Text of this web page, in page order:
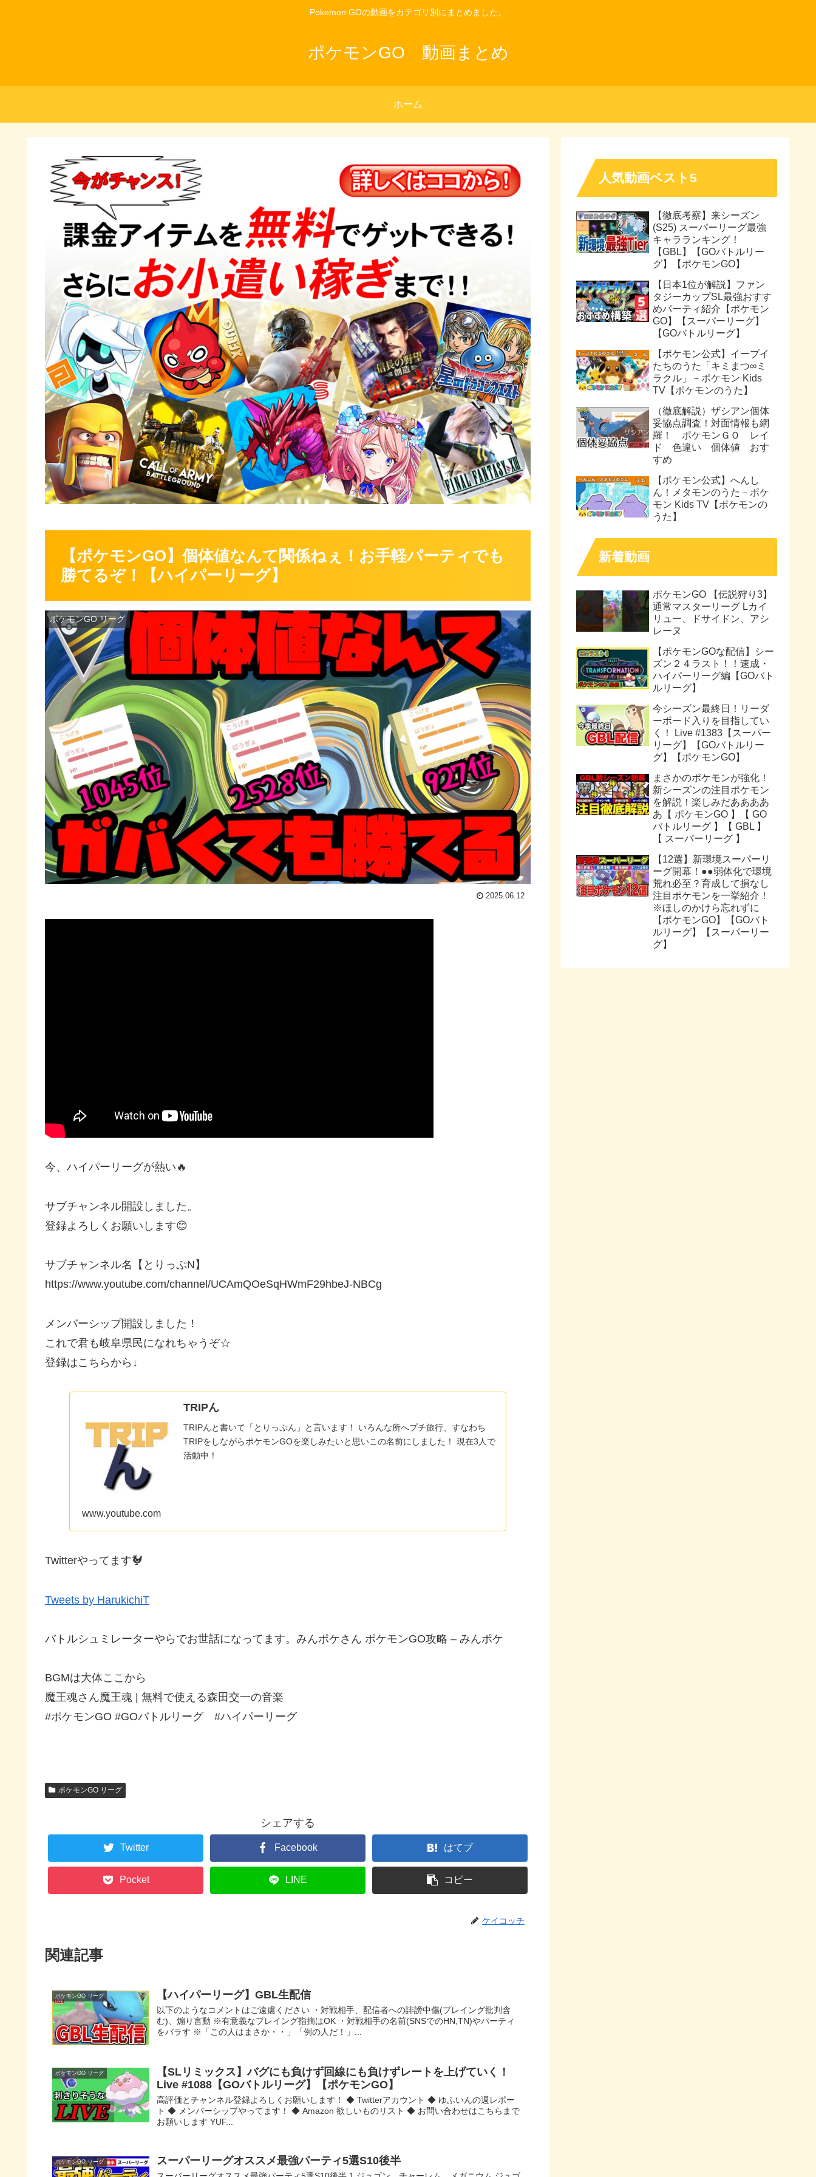
Pokemon GOの動画をカテゴリ別にまとめました。
ポケモンGO 動画まとめ
ホーム
【ポケモンGO】個体値なんて関係ねぇ！お手軽パーティでも
勝てるぞ！【ハイパーリーグ】
ポケモンGO リーグ
2025.06.12
今、ハイパーリーグが熱い🔥
サブチャンネル開設しました。
登録よろしくお願いします😊
サブチャンネル名【とりっぷN】
https://www.youtube.com/channel/UCAmQOeSqHWmF29hbeJ-NBCg
メンバーシップ開設しました！
これで君も岐阜県民になれちゃうぞ☆
登録はこちらから↓
TRIPん
TRIPんと書いて「とりっぷん」と言います！ いろんな所へプチ旅行、すなわち
TRIPをしながらポケモンGOを楽しみたいと思いこの名前にしました！ 現在3人で
活動中！
www.youtube.com
Twitterやってます🐓
Tweets by HarukichiT
バトルシュミレーターやらでお世話になってます。みんポケさん ポケモンGO攻略 – みんポケ
BGMは大体ここから
魔王魂さん魔王魂 | 無料で使える森田交一の音楽
#ポケモンGO #GOバトルリーグ #ハイパーリーグ
ポケモンGO リーグ
シェアする
Twitter Facebook はてブ
Pocket LINE コピー
ケイコッチ
関連記事
ポケモンGO リーグ 【ハイパーリーグ】GBL生配信
以下のようなコメントはご遠慮ください ・対戦相手、配信者への誹謗中傷(プレイング批判含
む)、煽り言動 ※有意義なプレイング指摘はOK ・対戦相手の名前(SNSでのHN,TN)やパーティ
をバラす ※「この人はまさか・・」「例の人だ！」...
ポケモンGO リーグ
【SLリミックス】バグにも負けず回線にも負けずレートを上げていく！
Live #1088【GOバトルリーグ】【ポケモンGO】
高評価とチャンネル登録よろしくお願いします！ ◆ Twitterアカウント ◆ ゆふいんの週レポー
ト ◆ メンバーシップやってます！ ◆ Amazon 欲しいものリスト ◆ お問い合わせはこちらまで
お願いします YUF...
ポケモンGO リーグ スーパーリーグオススメ最強パーティ5選S10後半
人気動画ベスト5
【徹底考察】来シーズン
(S25) スーパーリーグ最強
キャラランキング！
【GBL】【GOバトルリー
グ】【ポケモンGO】
【日本1位が解説】ファン
タジーカップSL最強おすす
めパーティ紹介【ポケモン
GO】【スーパーリーグ】
【GOバトルリーグ】
【ポケモン公式】イーブイ
たちのうた「キミまつ∞ミ
ラクル」－ポケモン Kids
TV【ポケモンのうた】
（徹底解説）ザシアン個体
妥協点調査！対面情報も網
羅！ ポケモンＧＯ レイ
ド 色違い 個体値 おす
すめ
【ポケモン公式】へんし
ん！メタモンのうた－ポケ
モン Kids TV【ポケモンの
うた】
新着動画
ポケモンGO 【伝説狩り3】
通常マスターリーグ Lカイ
リュー、ドサイドン、アシ
レーヌ
【ポケモンGOな配信】シー
ズン２４ラスト！！速成・
ハイパーリーグ編【GOバト
ルリーグ】
今シーズン最終日！リーダ
ーボード入りを目指してい
く！ Live #1383【スーパー
リーグ】【GOバトルリー
グ】【ポケモンGO】
まさかのポケモンが強化！
新シーズンの注目ポケモン
を解説！楽しみだああああ
あ【 ポケモンGO 】【 GO
バトルリーグ 】【 GBL 】
【 スーパーリーグ 】
【12選】新環境スーパーリ
ーグ開幕！●●弱体化で環境
荒れ必至？育成して損なし
注目ポケモンを一挙紹介！
※ほしのかけら忘れずに
【ポケモンGO】【GOバト
ルリーグ】【スーパーリー
グ】